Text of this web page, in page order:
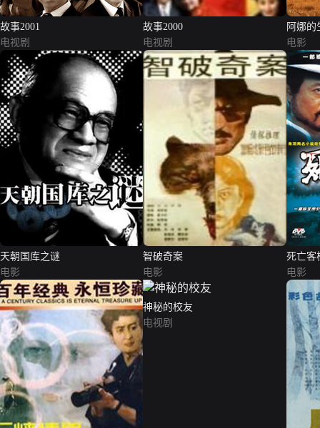
故事2001
电视剧
故事2000
电视剧
阿娜的
电影
天朝国库之谜
电影
智破奇案
电影
死亡客
电影
神秘的校友
电视剧